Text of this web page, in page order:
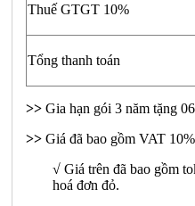
Thuế GTGT 10%
Tổng thanh toán
>> Gia hạn gói 3 năm tặng
>> Giá đã bao gồm VAT
√ Giá trên đã bao gồm
hoá đơn đỏ.